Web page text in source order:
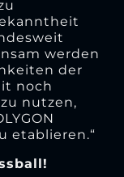
werden
der
noch
nutzen,
etablieren.“